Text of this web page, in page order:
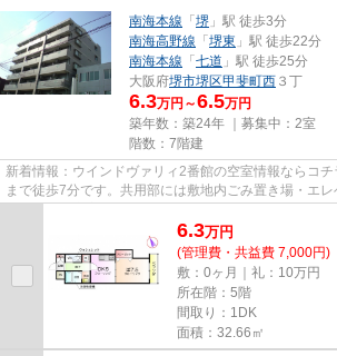
南海本線 「 堺 」駅 徒歩3分
南海高野線 「 堺東 」駅 徒歩22分
南海本線 「 七道 」駅 徒歩25分
大阪府堺市堺区甲斐町西 ３丁
6.3万円～6.5万円
築年数：築24年 ｜募集中： 2室
階数：7階建
新着情報：ウインドヴァリィ2番館の空室情報ならコ
まで徒歩7分です。共用部には敷地内ごみ置き場・エ
6.3万円
(管理費・共益費 7,000円)
敷：0ヶ月｜礼：10万円
所在階：5階
間取り：1DK
面積：32.66㎡